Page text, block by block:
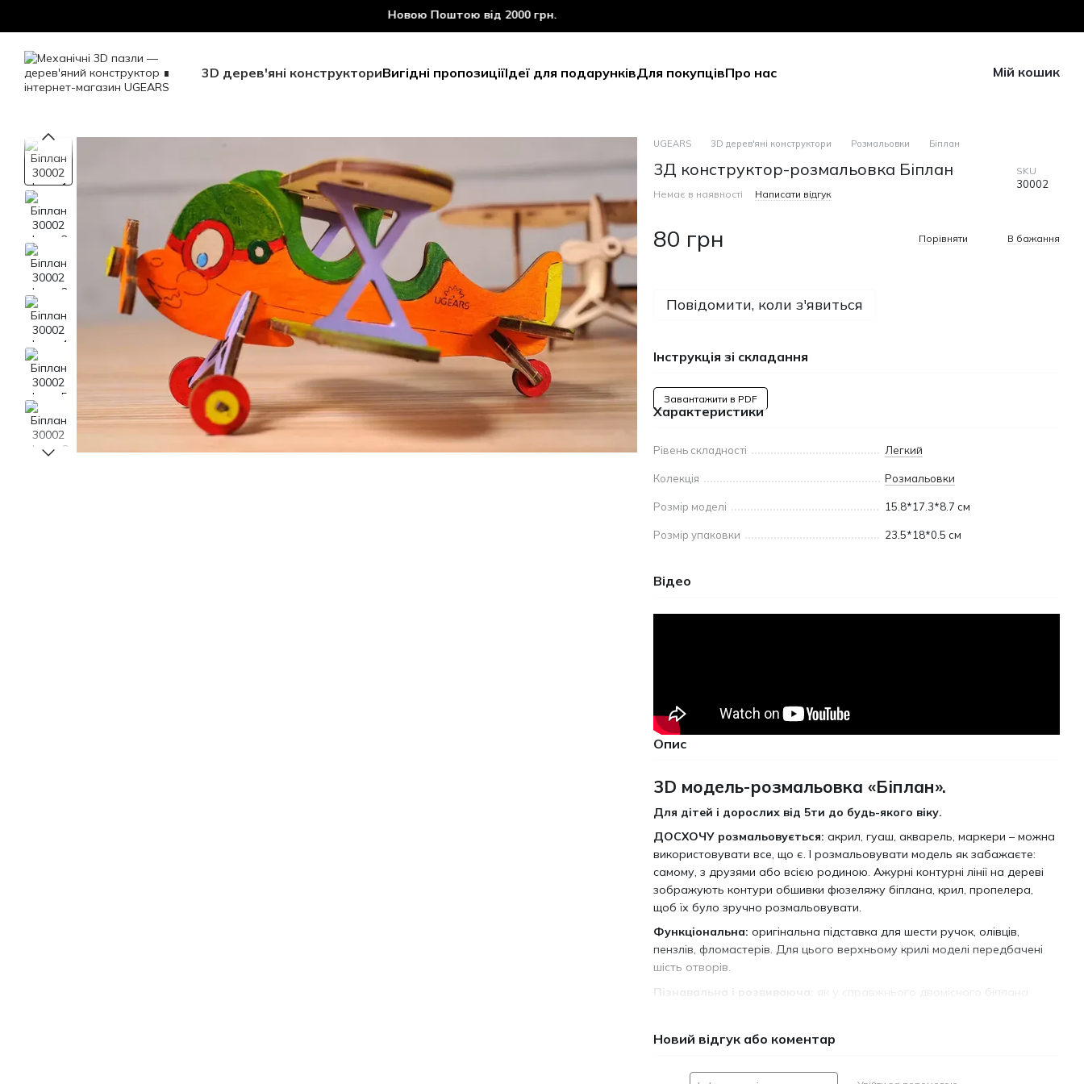
Безкоштовна доставка Новою Поштою від 2000 грн.
3D дерев'яні конструкториВигідні пропозиціїІдеї для подарунківДля покупцівПро нас Мій кошик
UGEARS 3D дерев'яні конструктори Розмальовки Біплан
3Д конструктор-розмальовка Біплан SKU
30002
Немає в наявності Написати відгук
80 грн Порівняти В бажання
Повідомити, коли з'явиться
Інструкція зі складання
Завантажити в PDF
Характеристики
Рівень складності Легкий
Колекція Розмальовки
Розмір моделі 15.8*17.3*8.7 см
Розмір упаковки 23.5*18*0.5 см
Відео
Опис
3D модель-розмальовка «Біплан».
Для дітей і дорослих від 5ти до будь-якого віку.
ДОСХОЧУ розмальовується: акрил, гуаш, акварель, маркери – можна
використовувати все, що є. І розмальовувати модель як забажаєте:
самому, з друзями або всією родиною. Ажурні контурні лінії на дереві
зображують контури обшивки фюзеляжу біплана, крил, пропелера,
щоб їх було зручно розмальовувати.
Функціональна: оригінальна підставка для шести ручок, олівців,
пензлів, фломастерів. Для цього верхньому крилі моделі передбачені
шість отворів.
Пізнавальна і розвиваюча:
як у справжнього двомісного біплана
цієї моделі широко використовувались в якості учбово-тренувальних у
частині фюзеляжу знаходяться кабіна для командира корабля і
Новий відгук або коментар